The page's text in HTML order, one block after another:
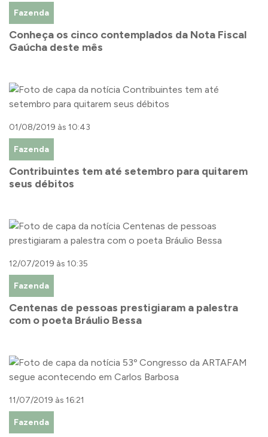
Fazenda
Conheça os cinco contemplados da Nota Fiscal
Gaúcha deste mês
01/08/2019 às 10:43
Fazenda
Contribuintes tem até setembro para quitarem
seus débitos
12/07/2019 às 10:35
Fazenda
Centenas de pessoas prestigiaram a palestra
com o poeta Bráulio Bessa
11/07/2019 às 16:21
Fazenda